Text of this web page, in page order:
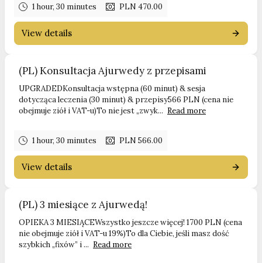
1 hour, 30 minutes PLN 470.00
View details
(PL) Konsultacja Ajurwedy z przepisami
UPGRADEDKonsultacja wstępna (60 minut) & sesja
dotycząca leczenia (30 minut) & przepisy566 PLN (cena nie
obejmuje ziół i VAT-u)To nie jest „zwyk... Read more
1 hour, 30 minutes PLN 566.00
View details
(PL) 3 miesiące z Ajurwedą!
OPIEKA 3 MIESIĄCEWszystko jeszcze więcej! 1700 PLN (cena
nie obejmuje ziół i VAT-u 19%)To dla Ciebie, jeśli masz dość
szybkich „fixów” i ... Read more